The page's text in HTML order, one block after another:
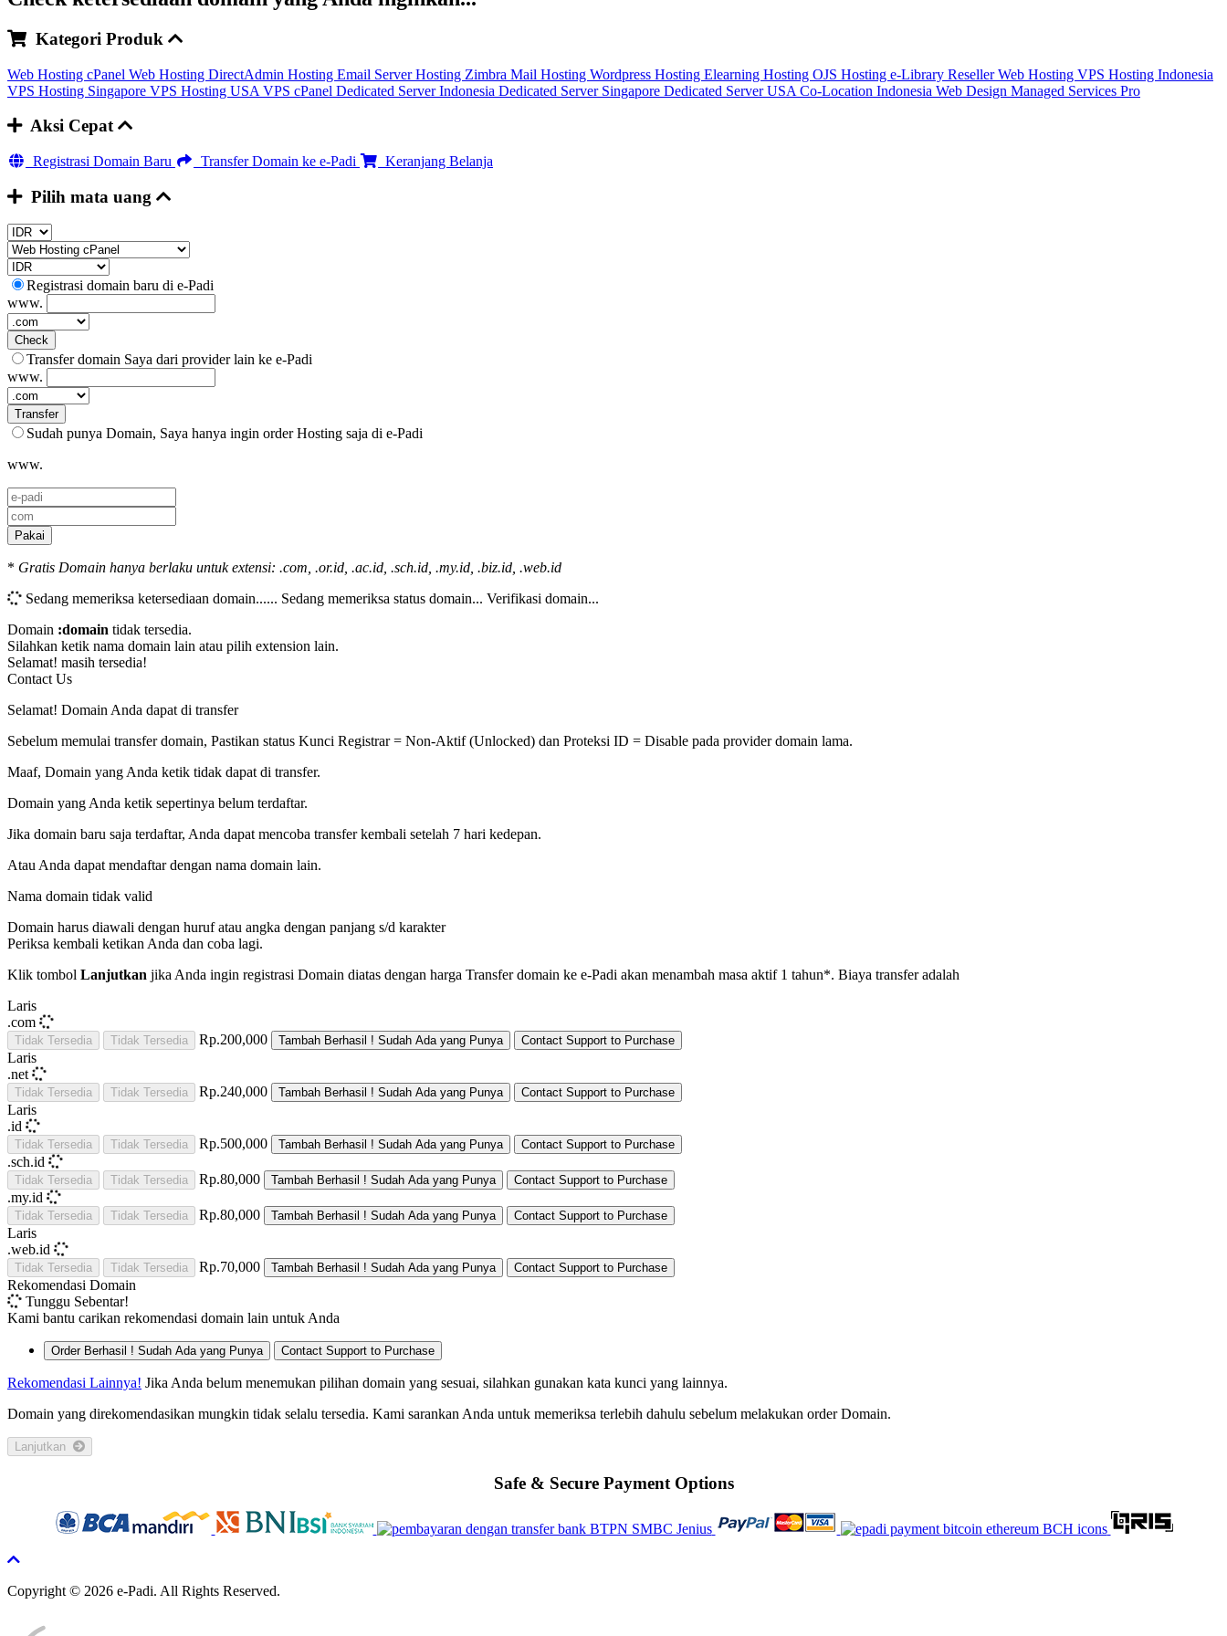
Kategori Produk
Web Hosting cPanel Web Hosting DirectAdmin Hosting Email ServerHosting Zimbra Mail Hosting Wordpress Hosting Elearning Hosting OJS Hosting e-Library Reseller Web Hosting VPS Hosting Indonesia
VPS Hosting Singapore VPS Hosting USA VPS cPanel Dedicated Server Indonesia Dedicated Server Singapore Dedicated Server USA Co-Location Indonesia Web Design Managed Services Pro
Aksi Cepat
Registrasi Domain Baru Transfer Domain ke e-Padi Keranjang Belanja
Pilih mata uang
Registrasi domain baru di e-Padi
www.
Check
Transfer domain Saya dari provider lain ke e-Padi
www.
Transfer
Sudah punya Domain, Saya hanya ingin order Hosting saja di e-Padi
www.
Pakai
* Gratis Domain hanya berlaku untuk extensi: .com, .or.id, .ac.id, .sch.id, .my.id, .biz.id, .web.id
Sedang memeriksa ketersediaan domain...... Sedang memeriksa status domain... Verifikasi domain...
Domain :domain tidak tersedia.
Silahkan ketik nama domain lain atau pilih extension lain.
Selamat! masih tersedia!
Contact Us
Selamat! Domain Anda dapat di transfer
Sebelum memulai transfer domain, Pastikan status Kunci Registrar = Non-Aktif (Unlocked) dan Proteksi ID = Disable pada provider domain lama.
Maaf, Domain yang Anda ketik tidak dapat di transfer.
Domain yang Anda ketik sepertinya belum terdaftar.
Jika domain baru saja terdaftar, Anda dapat mencoba transfer kembali setelah 7 hari kedepan.
Atau Anda dapat mendaftar dengan nama domain lain.
Nama domain tidak valid
Domain harus diawali dengan huruf atau angka dengan panjang s/d karakter
Periksa kembali ketikan Anda dan coba lagi.
Klik tombol Lanjutkan jika Anda ingin registrasi Domain diatas dengan harga Transfer domain ke e-Padi akan menambah masa aktif 1 tahun*. Biaya transfer adalah
Laris
.com
Tidak Tersedia Tidak Tersedia Rp.200,000 Tambah Berhasil ! Sudah Ada yang Punya Contact Support to Purchase
Laris
.net
Tidak Tersedia Tidak Tersedia Rp.240,000 Tambah Berhasil ! Sudah Ada yang Punya Contact Support to Purchase
Laris
.id
Tidak Tersedia Tidak Tersedia Rp.500,000 Tambah Berhasil ! Sudah Ada yang Punya Contact Support to Purchase
.sch.id
Tidak Tersedia Tidak Tersedia Rp.80,000 Tambah Berhasil ! Sudah Ada yang Punya Contact Support to Purchase
.my.id
Tidak Tersedia Tidak Tersedia Rp.80,000 Tambah Berhasil ! Sudah Ada yang Punya Contact Support to Purchase
Laris
.web.id
Tidak Tersedia Tidak Tersedia Rp.70,000 Tambah Berhasil ! Sudah Ada yang Punya Contact Support to Purchase
Rekomendasi Domain
Tunggu Sebentar!
Kami bantu carikan rekomendasi domain lain untuk Anda
Order Berhasil ! Sudah Ada yang Punya Contact Support to Purchase
Rekomendasi Lainnya! Jika Anda belum menemukan pilihan domain yang sesuai, silahkan gunakan kata kunci yang lainnya.
Domain yang direkomendasikan mungkin tidak selalu tersedia. Kami sarankan Anda untuk memeriksa terlebih dahulu sebelum melakukan order Domain.
Safe & Secure Payment Options
Copyright © 2026 e-Padi. All Rights Reserved.